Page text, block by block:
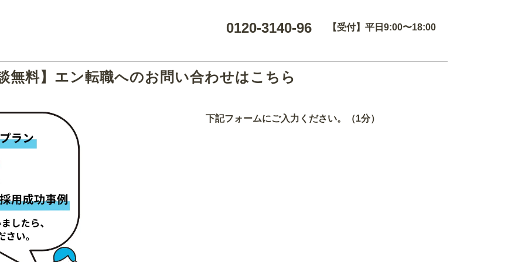
0120-3140-96 【受付】平日9:00〜18:00
無料】エン転職へのお問い合わせはこちら
下記フォームにご入力ください。（1分）